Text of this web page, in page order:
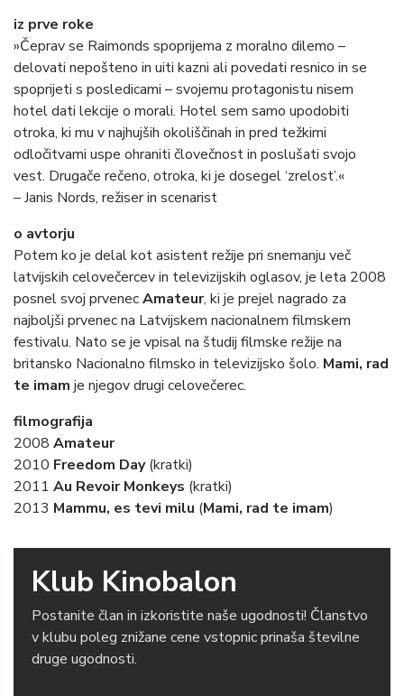
iz prve roke
»Čeprav se Raimonds spoprijema z moralno dilemo –
delovati nepošteno in uiti kazni ali povedati resnico in se
spoprijeti s posledicami – svojemu protagonistu nisem
hotel dati lekcije o morali. Hotel sem samo upodobiti
otroka, ki mu v najhujših okoliščinah in pred težkimi
odločitvami uspe ohraniti človečnost in poslušati svojo
vest. Drugače rečeno, otroka, ki je dosegel ‘zrelost’.«
– Janis Nords, režiser in scenarist
o avtorju
Potem ko je delal kot asistent režije pri snemanju več
latvijskih celovečercev in televizijskih oglasov, je leta 2008
posnel svoj prvenecAmateur, ki je prejel nagrado za
najboljši prvenec na Latvijskem nacionalnem filmskem
festivalu. Nato se je vpisal na študij filmske režije na
britansko Nacionalno filmsko in televizijsko šolo. Mami, rad
te imam je njegov drugi celovečerec.
filmografija
2008 Amateur
2010 Freedom Day(kratki)
2011 Au Revoir Monkeys (kratki)
2013 Mammu, es tevi milu (Mami, rad te imam)
Klub Kinobalon
Postanite član in izkoristite naše ugodnosti! Članstvo
v klubu poleg znižane cene vstopnic prinaša številne
druge ugodnosti.